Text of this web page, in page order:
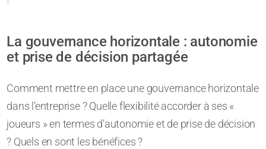
La gouvernance horizontale : autonomie
et prise de décision partagée
Comment mettre en place une gouvernance horizontale
dans l’entreprise ? Quelle flexibilité accorder à ses «
joueurs » en termes d’autonomie et de prise de décision
? Quels en sont les bénéfices ?